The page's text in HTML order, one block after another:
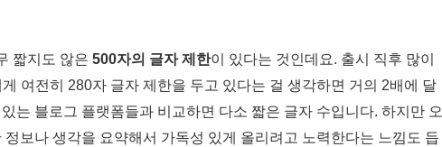
짧지도 않은 500자의 글자 제한이 있다는 것인데요. 출시 직후 많이
여전히 280자 글자 제한을 두고 있다는 걸 생각하면 거의 2배에 달
는 블로그 플랫폼들과 비교하면 다소 짧은 글자 수입니다. 하지만 오
보나 생각을 요약해서 가독성 있게 올리려고 노력한다는 느낌도 듭